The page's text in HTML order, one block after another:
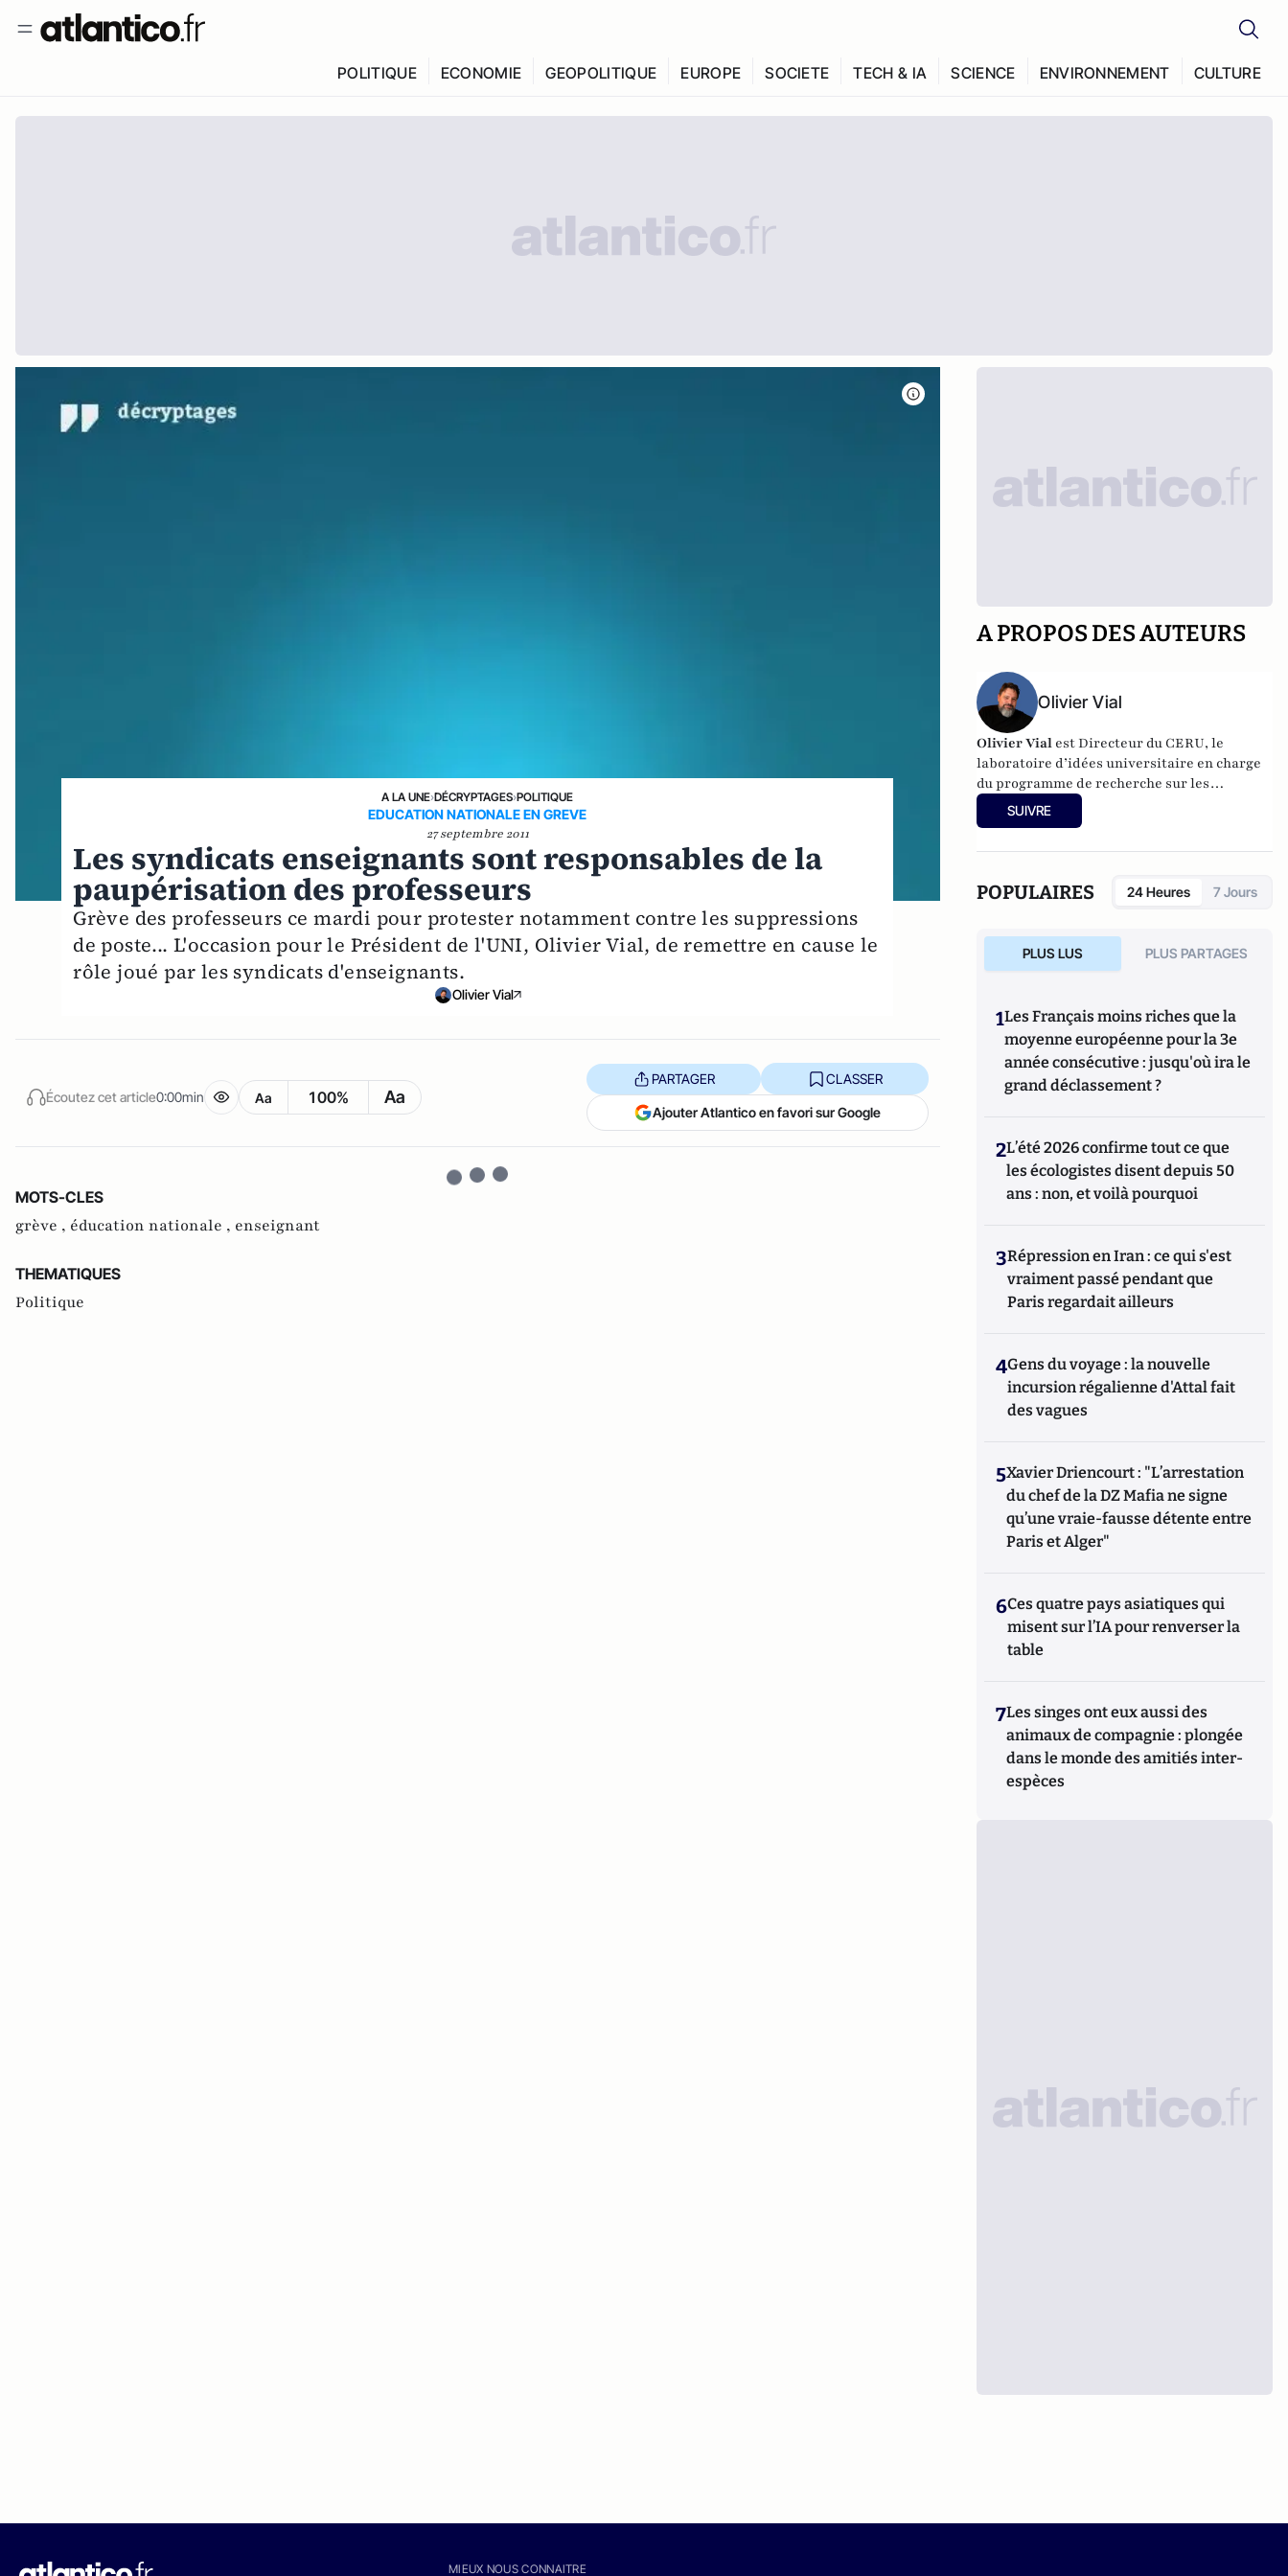
POLITIQUE ECONOMIE GEOPOLITIQUE EUROPE SOCIETE TECH & IA SCIENCE ENVIRONNEMENT CULTURE
A LA UNE›DÉCRYPTAGES›POLITIQUE
EDUCATION NATIONALE EN GREVE
27 septembre 2011
Les syndicats enseignants sont responsables de la
paupérisation des professeurs
Grève des professeurs ce mardi pour protester notamment contre les suppressions
de poste... L'occasion pour le Président de l'UNI, Olivier Vial, de remettre en cause le
rôle joué par les syndicats d'enseignants.
Olivier Vial
Écoutez cet article0:00min Aa 100% Aa
PARTAGER CLASSER
Ajouter Atlantico en favori sur Google
MOTS-CLES
grève , éducation nationale , enseignant
THEMATIQUES
Politique
A PROPOS DES AUTEURS
Olivier Vial
Olivier Vial est Directeur du CERU, le
laboratoire d’idées universitaire en charge
du programme de recherche sur les
radicalités. Il édite chaque semaine la
Lettre des radicalités
SUIVRE
POPULAIRES 24 Heures 7 Jours
PLUS LUS PLUS PARTAGES
1Les Français moins riches que la
moyenne européenne pour la 3e
année consécutive : jusqu'où ira le
grand déclassement ?
2L’été 2026 confirme tout ce que
les écologistes disent depuis 50
ans : non, et voilà pourquoi
3Répression en Iran : ce qui s'est
vraiment passé pendant que
Paris regardait ailleurs
4Gens du voyage : la nouvelle
incursion régalienne d'Attal fait
des vagues
5Xavier Driencourt : "L’arrestation
du chef de la DZ Mafia ne signe
qu’une vraie-fausse détente entre
Paris et Alger"
6Ces quatre pays asiatiques qui
misent sur l’IA pour renverser la
table
7Les singes ont eux aussi des
animaux de compagnie : plongée
dans le monde des amitiés inter-
espèces
MIEUX NOUS CONNAITRE